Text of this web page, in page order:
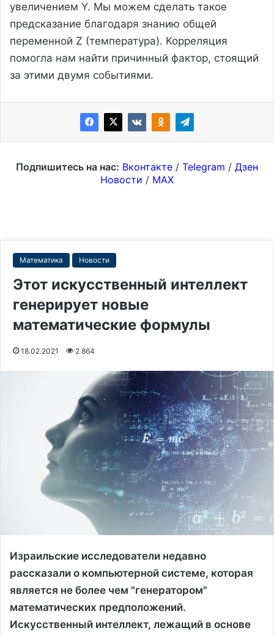
увеличением Y. Мы можем сделать такое
предсказание благодаря знанию общей
переменной Z (температура). Корреляция
помогла нам найти причинный фактор, стоящий
за этими двумя событиями.
Подпишитесь на нас: Вконтакте / Telegram / Дзен
Новости / MAX